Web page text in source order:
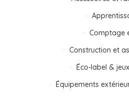
Comptage
Construction et
Éco-label &
Équipements